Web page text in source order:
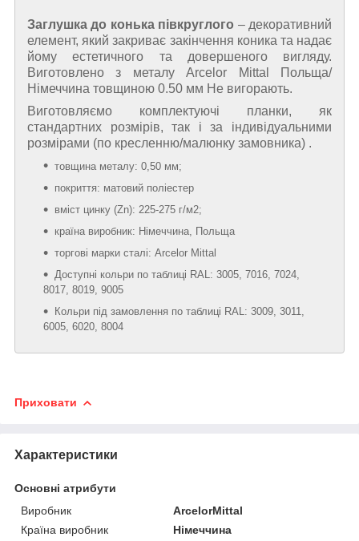
Заглушка до конька півкруглого – декоративний
елемент, який закриває закінчення коника та надає
йому естетичного та довершеного вигляду.
Виготовлено з металу Arcelor Mittal Польща/
Німеччина товщиною 0.50 мм Не вигорають.
Виготовляємо комплектуючі планки, як
стандартних розмірів, так і за індивідуальними
розмірами (по кресленню/малюнку замовника) .
товщина металу: 0,50 мм;
покриття: матовий поліестер
вміст цинку (Zn): 225-275 г/м2;
країна виробник: Німеччина, Польща
торгові марки сталі: Arcelor Mittal
Доступні кольри по таблиці RAL: 3005, 7016, 7024,
8017, 8019, 9005
Кольри під замовлення по таблиці RAL: 3009, 3011,
6005, 6020, 8004
Приховати
Характеристики
Основні атрибути
Виробник
ArcelorMittal
Країна виробник
Німеччина